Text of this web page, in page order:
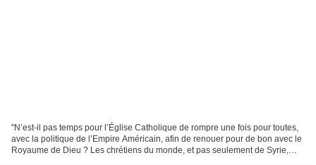
"N’est-il pas temps pour l’Église Catholique de rompre une fois pour toutes,
avec la politique de l’Empire Américain, afin de renouer pour de bon avec le
Royaume de Dieu ? Les chrétiens du monde, et pas seulement de Syrie,